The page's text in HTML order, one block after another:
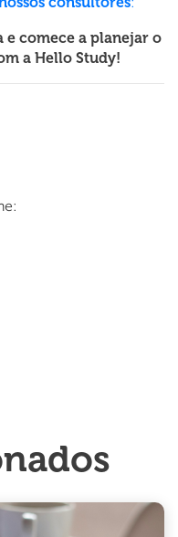
:
e comece a planejar o
a Hello Study!